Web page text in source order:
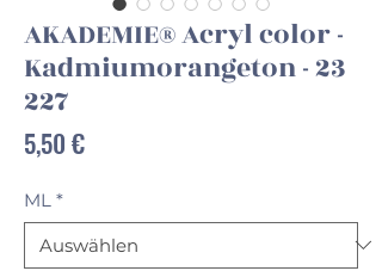
AKADEMIE® Acryl color -
Kadmiumorangeton - 23
227
5,50 €Preis
ML *